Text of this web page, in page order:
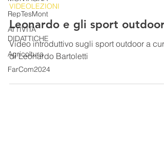
RepTesMont
ATTIVITA'
DIDATTICHE
Agricoltura
FarCom2024
VIDEOLEZIONI
Leonardo e gli sport outdoor
Video introduttivo sugli sport outdoor a cura
di Leonardo Bartoletti